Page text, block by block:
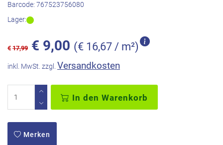
Barcode: 767523756080
Lager:
€ 17,99 € 9,00 (€ 16,67 / m²)
inkl. MwSt. zzgl. Versandkosten
In den Warenkorb
Merken